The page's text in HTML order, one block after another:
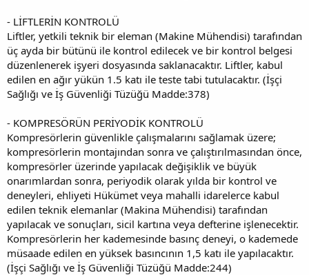
- LİFTLERİN KONTROLÜ
Liftler, yetkili teknik bir eleman (Makine Mühendisi) tarafından
üç ayda bir bütünü ile kontrol edilecek ve bir kontrol belgesi
düzenlenerek işyeri dosyasında saklanacaktır. Liftler, kabul
edilen en ağır yükün 1.5 katı ile teste tabi tutulacaktır. (İşçi
Sağlığı ve İş Güvenliği Tüzüğü Madde:378)
- KOMPRESÖRÜN PERİYODİK KONTROLÜ
Kompresörlerin güvenlikle çalışmalarını sağlamak üzere;
kompresörlerin montajından sonra ve çalıştırılmasından önce,
kompresörler üzerinde yapılacak değişiklik ve büyük
onarımlardan sonra, periyodik olarak yılda bir kontrol ve
deneyleri, ehliyeti Hükümet veya mahalli idarelerce kabul
edilen teknik elemanlar (Makina Mühendisi) tarafından
yapılacak ve sonuçları, sicil kartına veya defterine işlenecektir.
Kompresörlerin her kademesinde basınç deneyi, o kademede
müsaade edilen en yüksek basıncının 1,5 katı ile yapılacaktır.
(İşçi Sağlığı ve İş Güvenliği Tüzüğü Madde:244)